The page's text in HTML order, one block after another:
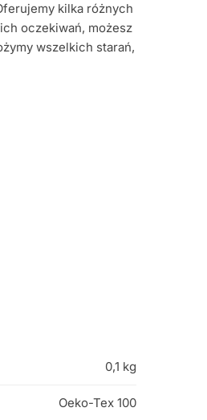
kilka różnych
oczekiwań, możesz
wszelkich starań,
0,1 kg
Oeko-Tex 100